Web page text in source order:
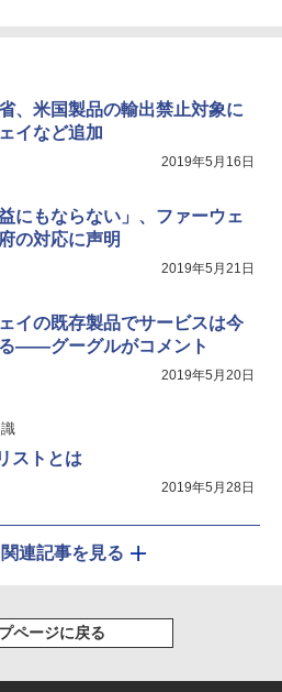
、米国製品の輸出禁止対象に
イなど追加
2019年5月16日
益にもならない」、ファーウェ
の対応に声明
2019年5月21日
イの既存製品でサービスは今
――グーグルがコメント
2019年5月20日
ストとは
2019年5月28日
連記事を見る
ページに戻る